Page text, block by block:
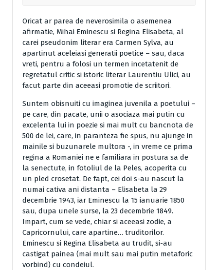
Oricat ar parea de neverosimila o asemenea
afirmatie, Mihai Eminescu si Regina Elisabeta, al
carei pseudonim literar era Carmen Sylva, au
apartinut aceleiasi generatii poetice – sau, daca
vreti, pentru a folosi un termen incetatenit de
regretatul critic si istoric literar Laurentiu Ulici, au
facut parte din aceeasi promotie de scriitori.
Suntem obisnuiti cu imaginea juvenila a poetului –
pe care, din pacate, unii o asociaza mai putin cu
excelenta lui in poezie si mai mult cu bancnota de
500 de lei, care, in paranteza fie spus, nu ajunge in
mainile si buzunarele multora -, in vreme ce prima
regina a Romaniei ne e familiara in postura sa de
la senectute, in fotoliul de la Peles, acoperita cu
un pled crosetat. De fapt, cei doi s-au nascut la
numai cativa ani distanta – Elisabeta la 29
decembrie 1943, iar Eminescu la 15 ianuarie 1850
sau, dupa unele surse, la 23 decembrie 1849.
Impart, cum se vede, chiar si aceeasi zodie, a
Capricornului, care apartine… truditorilor.
Eminescu si Regina Elisabeta au trudit, si-au
castigat painea (mai mult sau mai putin metaforic
vorbind) cu condeiul.